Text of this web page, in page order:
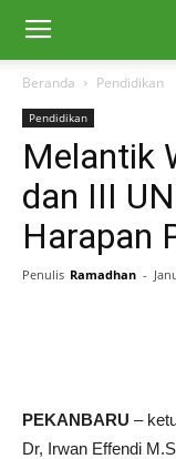
Beranda Pendidikan
Pendidikan
Melantik
dan III
Harapan
Penulis Ramadhan -
PEKANBARU –
Dr, Irwan Effendi